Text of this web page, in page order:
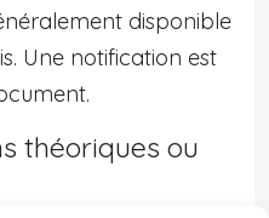
disponible
Une notification est
théoriques ou